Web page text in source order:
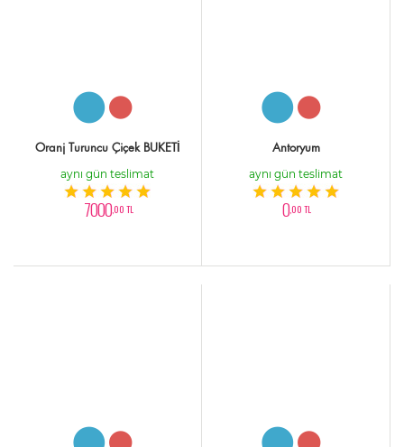
Oranj Turuncu Çiçek BUKETİ
aynı gün teslimat
7000,00 TL
Antoryum
aynı gün teslimat
0,00 TL